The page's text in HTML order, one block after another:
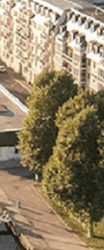
Exporter les lignes
Exporter toutes
Exporter
Menu
<
>
- 🎁 Caen on
- 🎉 Les
- Activités et
Ajoutez un logo, un
Cliquez pour éditer